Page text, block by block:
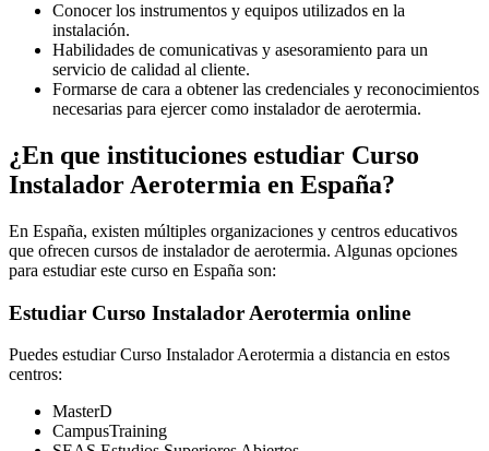
Conocer los instrumentos y equipos utilizados en la
instalación.
Habilidades de comunicativas y asesoramiento para un
servicio de calidad al cliente.
Formarse de cara a obtener las credenciales y reconocimientos
necesarias para ejercer como instalador de aerotermia.
¿En que instituciones estudiar Curso
Instalador Aerotermia en España?
En España, existen múltiples organizaciones y centros educativos
que ofrecen cursos de instalador de aerotermia. Algunas opciones
para estudiar este curso en España son:
Estudiar Curso Instalador Aerotermia online
Puedes estudiar Curso Instalador Aerotermia a distancia en estos
centros:
MasterD
CampusTraining